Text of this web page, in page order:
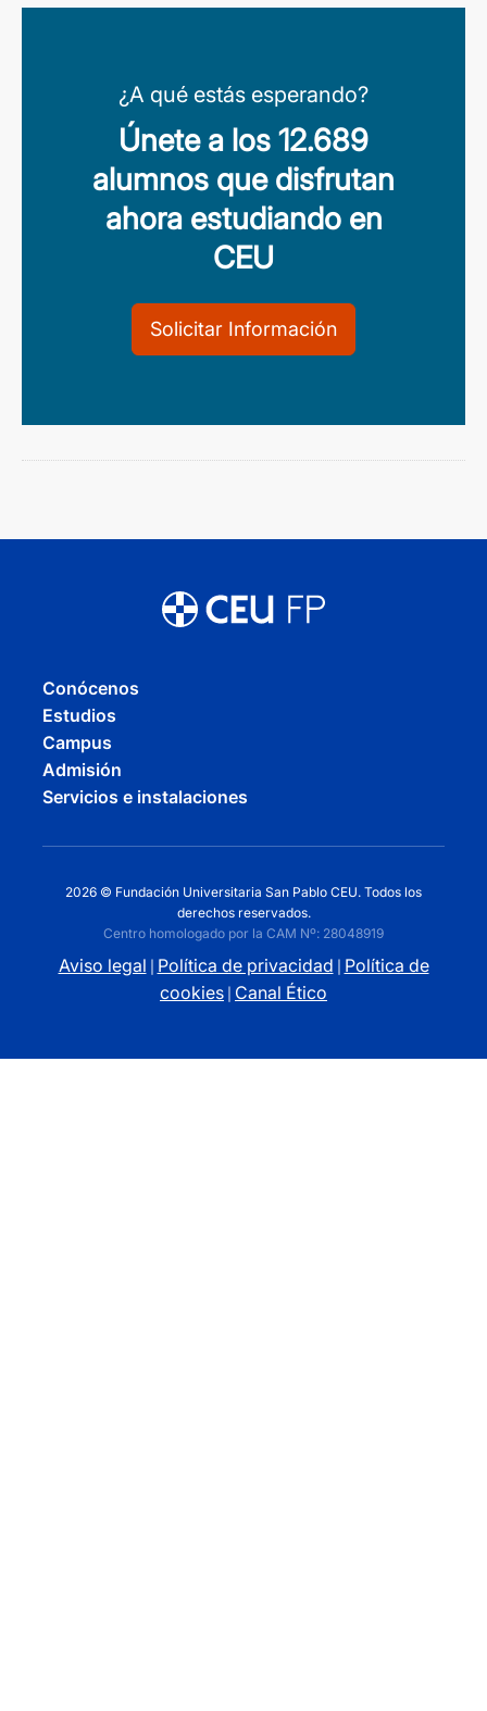
¿A qué estás esperando?
Únete a los 12.689
alumnos que disfrutan
ahora estudiando en
CEU
Solicitar Información
Conócenos
Estudios
Campus
Admisión
Servicios e instalaciones
2026 © Fundación Universitaria San Pablo CEU. Todos los
derechos reservados.
Centro homologado por la CAM Nº: 28048919
Aviso legal Política de privacidad Política de
cookies Canal Ético